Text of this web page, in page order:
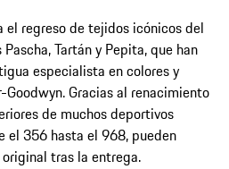
el regreso de tejidos icónicos del
Tartán y Pepita, que han
especialista en colores y
Gracias al renacimiento
de muchos deportivos
el 356 hasta el 968, pueden
tras la entrega.